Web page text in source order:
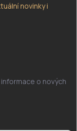
novinky i
o nových